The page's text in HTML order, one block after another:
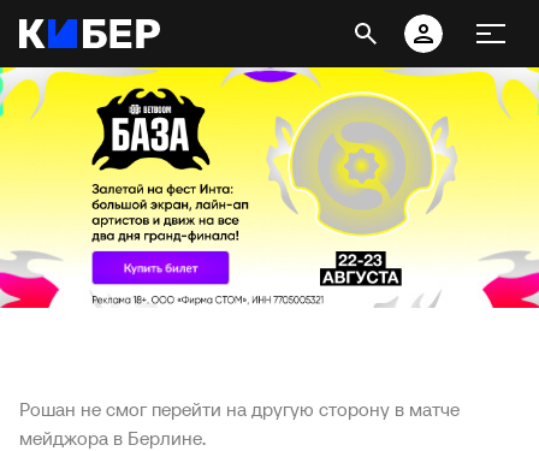
Рошан не смог перейти на другую сторону в матче
мейджора в Берлине.